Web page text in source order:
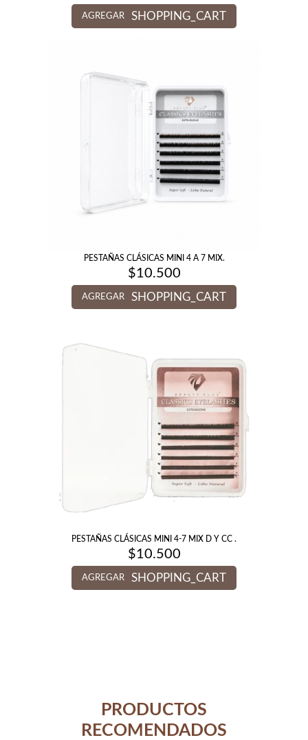
AGREGAR SHOPPING_CART
PESTAÑAS CLÁSICAS MINI 4 A 7 MIX.
$10.500
AGREGAR SHOPPING_CART
PESTAÑAS CLÁSICAS MINI 4-7 MIX D Y CC .
$10.500
AGREGAR SHOPPING_CART
PRODUCTOS
RECOMENDADOS